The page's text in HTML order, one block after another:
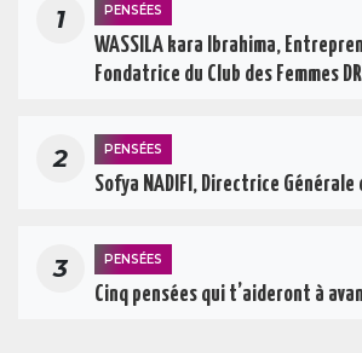
1 PENSÉES
WASSILA kara Ibrahima,
Fondatrice du Club des Femmes
2 PENSÉES
Sofya NADIFI, Directrice Générale
3 PENSÉES
Cinq pensées qui t’aideront à